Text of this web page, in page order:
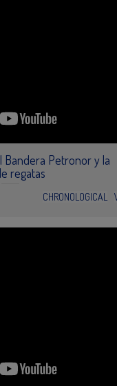
Bandera Petronor y la
regatas
CHRONOLOGICAL